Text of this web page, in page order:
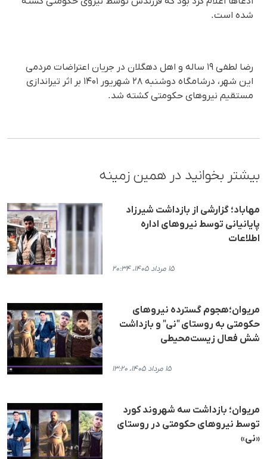
شده است.
رضا لطفی ۱۹ ساله و اهل دهگلان در جریان اعتراضات مردمی
این شهر، درشامگاه دوشنبه ۲۸ شهریور ۱۴۰۱ بر اثر تیراندازی
مستقیم نیروهای حکومتی کشته شد.
بیشتر بخوانید در همین زمینه
مهاباد؛ گزارشی از بازداشت شیرزاد
پایانیانی توسط نیروهای اداره
اطلاعات
۱۵ مرداد ۱۴۰۵، ۲۰:۳۴
مریوان؛هجوم گسترده نیروهای
حکومتی به روستای "نی" و بازداشت
شش فعال زیست‌محیطی
۱۵ مرداد ۱۴۰۵، ۱۳:۲۰
مریوان؛ بازداشت سه شهروند کورد
توسط نیروهای حکومتی در روستای
«نی»